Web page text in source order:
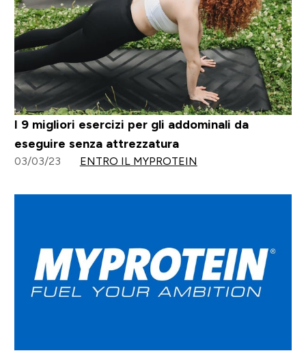
I 9 migliori esercizi per gli addominali da
eseguire senza attrezzatura
03/03/23 ENTRO IL MYPROTEIN